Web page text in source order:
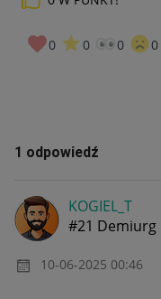
0 0 0 0
1 odpowiedź
KOGIEL_T
#21 Demiurg
‎10-06-2025 00:46